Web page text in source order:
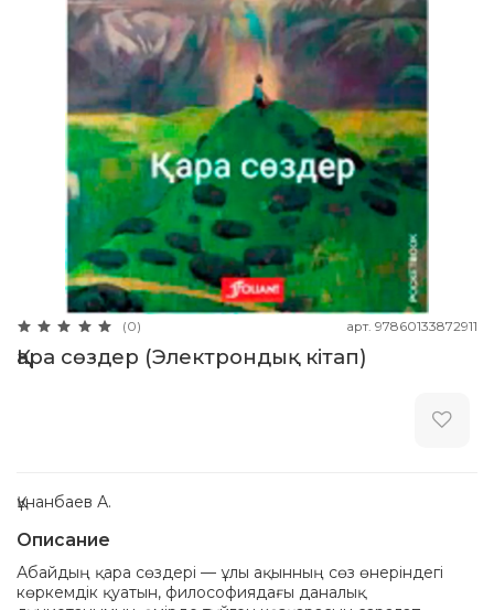
(0) арт. 97860133872911
Қара сөздер (Электрондық кітап)
Құнанбаев А.
Описание
Абайдың қара сөздері — ұлы ақынның сөз өнеріндегі
көркемдік қуатын, философиядағы даналық